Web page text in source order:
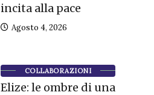
incita alla pace
Agosto 4, 2026
COLLABORAZIONI
Elize: le ombre di una